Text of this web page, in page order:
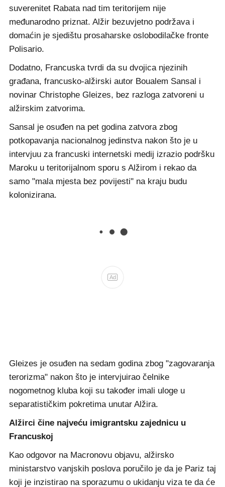
suverenitet Rabata nad tim teritorijem nije
međunarodno priznat. Alžir bezuvjetno podržava i
domaćin je sjedištu prosaharske oslobodilačke fronte
Polisario.
Dodatno, Francuska tvrdi da su dvojica njezinih
građana, francusko-alžirski autor Boualem Sansal i
novinar Christophe Gleizes, bez razloga zatvoreni u
alžirskim zatvorima.
Sansal je osuđen na pet godina zatvora zbog
potkopavanja nacionalnog jedinstva nakon što je u
intervjuu za francuski internetski medij izrazio podršku
Maroku u teritorijalnom sporu s Alžirom i rekao da
samo "mala mjesta bez povijesti" na kraju budu
kolonizirana.
Ad
Gleizes je osuđen na sedam godina zbog "zagovaranja
terorizma" nakon što je intervjuirao čelnike
nogometnog kluba koji su također imali uloge u
separatističkim pokretima unutar Alžira.
Alžirci čine najveću imigrantsku zajednicu u
Francuskoj
Kao odgovor na Macronovu objavu, alžirsko
ministarstvo vanjskih poslova poručilo je da je Pariz taj
koji je inzistirao na sporazumu o ukidanju viza te da će